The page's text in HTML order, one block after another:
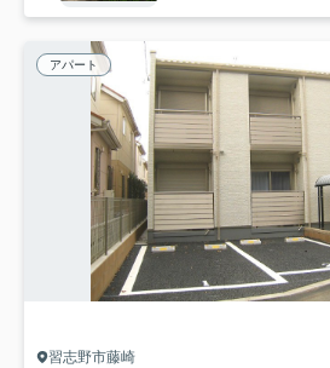
アパート
習志野市藤崎